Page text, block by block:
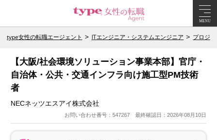
MENU
type女性の転職エージェント ITエンジニア・システムエンジニア プロジ
【大阪/社会環境ソリューション事業本部】官庁・
自治体・公共・交通インフラ向け施工型PM技術
者
NECネッツエスアイ株式会社
お問い合わせ番号：547267 最終確認日：2026年08月10日